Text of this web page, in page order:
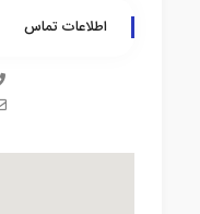
اطلاعات تماس